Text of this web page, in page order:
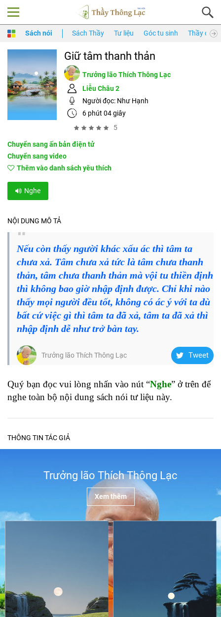
Sách nói Sách Thầy Tư liệu Góc tu sinh Thầy của
Giữ tâm thanh thản
Trưởng lão Thích Thông Lạc
Liễu Châu 2
Người đọc: Như Hạnh
6 phút 04 giây
5
Chuyển sang ấn bản điện tử
Chuyển sang video
Thêm vào danh sách yêu thích
Nghe
NỘI DUNG MÔ TẢ
Nếu còn thấy người khác xấu ác thì tâm ta
chưa xả. Tâm chưa xả tức là tâm chưa thanh
thản, tâm chưa thanh thản mà vội tu thiền định
thì không bao giờ nhập định được. Chỉ khi nào
thấy mọi người đều tốt, không có ác ý với ta dù
bất cứ việc gì thì tâm ta đã xả, tâm ta đã xả thì
nhập định dễ như trở bàn tay.
Trưởng lão Thích Thông Lạc Tweet
Quý bạn đọc vui lòng nhấn vào nút “Nghe” ở trên để
nghe toàn bộ nội dung sách nói tư liệu này.
THÔNG TIN TÁC GIẢ
Trưởng lão Thích Thông Lạc
Xem thêm